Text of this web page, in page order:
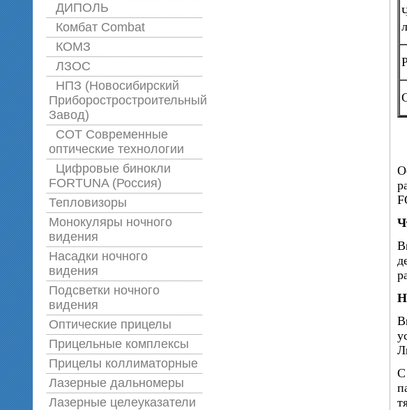
ДИПОЛЬ
Комбат Combat
КОМЗ
ЛЗОС
НПЗ (Новосибирский
Приборостростроительный
Завод)
СОТ Современные
оптические технологии
Цифровые бинокли
FORTUNA (Россия)
Тепловизоры
Монокуляры ночного
видения
Насадки ночного
видения
Подсветки ночного
видения
Оптические прицелы
Прицельные комплексы
Прицелы коллиматорные
Лазерные дальномеры
Лазерные целеуказатели
С